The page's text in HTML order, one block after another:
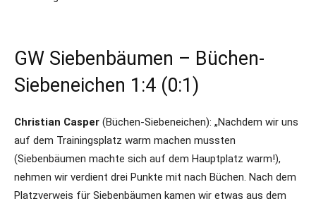
GW Siebenbäumen – Büchen-
Siebeneichen 1:4 (0:1)
Christian Casper (Büchen-Siebeneichen): „Nachdem wir uns
auf dem Trainingsplatz warm machen mussten
(Siebenbäumen machte sich auf dem Hauptplatz warm!),
nehmen wir verdient drei Punkte mit nach Büchen. Nach dem
Platzverweis für Siebenbäumen kamen wir etwas aus dem